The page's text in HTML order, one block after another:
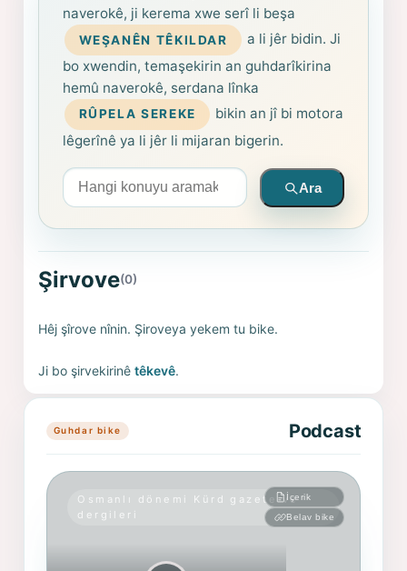
naverokê, ji kerema xwe serî li beşa
WEŞANÊN TÊKILDAR
a li jêr bidin. Ji
bo xwendin, temaşekirin an guhdarîkirina
hemû naverokê, serdana lînka
RÛPELA SEREKE
bikin an jî bi motora
lêgerînê ya li jêr li mijaran bigerin.
Arama yapın
Ara
Şirvove(0)
Hêj şîrove nînin. Şiroveya yekem tu bike.
Ji bo şirvekirinêtêkevê.
Guhdar bike Podcast
Osmanlı dönemi Kürd gazete ve
dergileri
İçerik
Belav bike